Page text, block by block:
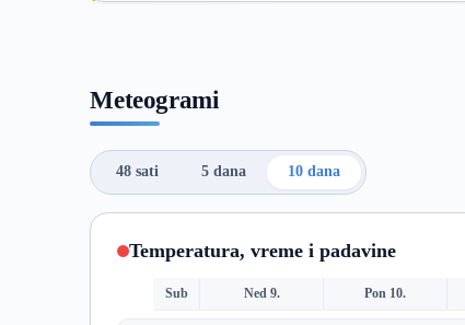
Meteogrami
48 sati 5 dana 10 dana
Temperatura, vreme i padavine
Sub Ned 9. Pon 10.